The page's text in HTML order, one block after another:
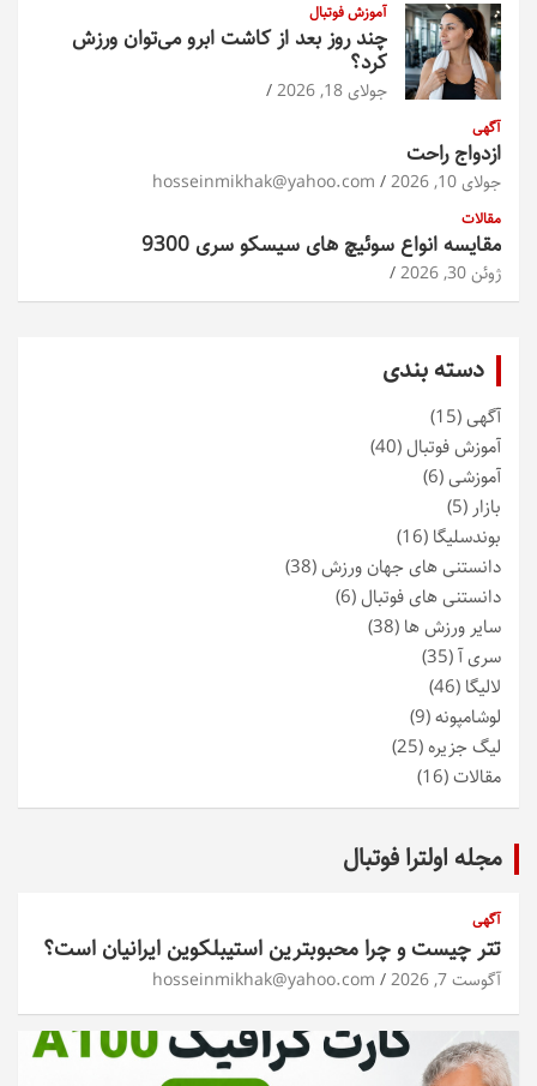
آموزش فوتبال
چند روز بعد از کاشت ابرو می‌توان ورزش
کرد؟
جولای 18, 2026
آگهی
ازدواج راحت
جولای 10, 2026 hosseinmikhak@yahoo.com
مقالات
مقایسه انواع سوئیچ های سیسکو سری 9300
ژوئن 30, 2026
دسته بندی
آگهی(15)
آموزش فوتبال(40)
آموزشی(6)
بازار (5)
بوندسلیگا (16)
دانستنی های جهان ورزش(38)
دانستنی های فوتبال(6)
سایر ورزش ها (38)
سری آ(35)
لالیگا (46)
لوشامپونه(9)
لیگ جزیره(25)
مقالات(16)
مجله اولترا فوتبال
آگهی
تتر چیست و چرا محبوبترین استیبلکوین ایرانیان است؟
آگوست 7, 2026 hosseinmikhak@yahoo.com